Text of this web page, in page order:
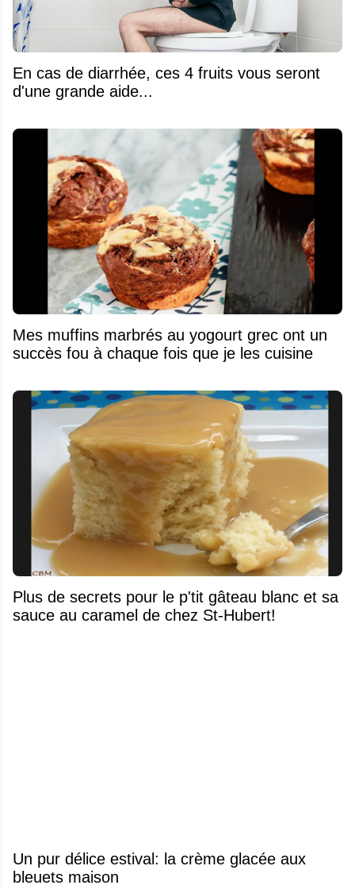
En cas de diarrhée, ces 4 fruits vous seront
d'une grande aide...
Mes muffins marbrés au yogourt grec ont un
succès fou à chaque fois que je les cuisine
Plus de secrets pour le p'tit gâteau blanc et sa
sauce au caramel de chez St-Hubert!
Un pur délice estival: la crème glacée aux
bleuets maison